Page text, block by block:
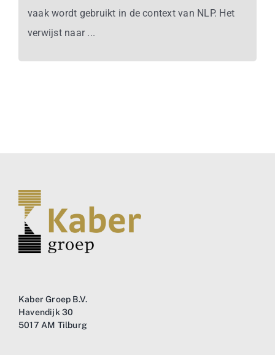
vaak wordt gebruikt in de context van NLP. Het
verwijst naar ...
Kaber Groep B.V.
Havendijk 30
5017 AM Tilburg